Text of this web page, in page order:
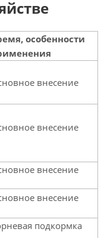
особенности
внесение
внесение
внесение
внесение
подкормка